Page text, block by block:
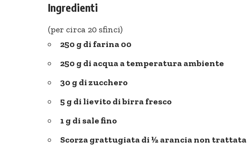
Ingredienti
(per circa 20 sfinci)
250 g di farina 00
250 g di acqua a temperatura ambiente
30 g di zucchero
5 g di lievito di birra fresco
1 g di sale fino
Scorza grattugiata di ½ arancia non trattata